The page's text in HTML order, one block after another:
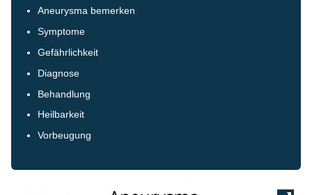
Aneurysma bemerken
Symptome
Gefährlichkeit
Diagnose
Behandlung
Heilbarkeit
Vorbeugung